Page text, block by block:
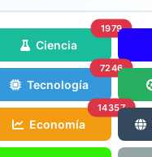
Ciencia
1979
Tecnología
7246
Economía
14357